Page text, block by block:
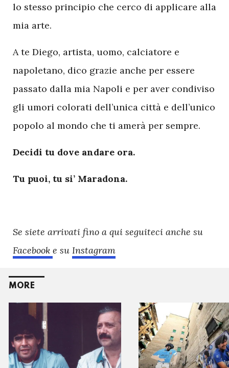
lo stesso principio che cerco di applicare alla
mia arte.
A te Diego, artista, uomo, calciatore e
napoletano, dico grazie anche per essere
passato dalla mia Napoli e per aver condiviso
gli umori colorati dell’unica città e dell’unico
popolo al mondo che ti amerà per sempre.
Decidi tu dove andare ora.
Tu puoi, tu si’ Maradona.
Se siete arrivati fino a qui seguiteci anche su
Facebook e su Instagram
MORE